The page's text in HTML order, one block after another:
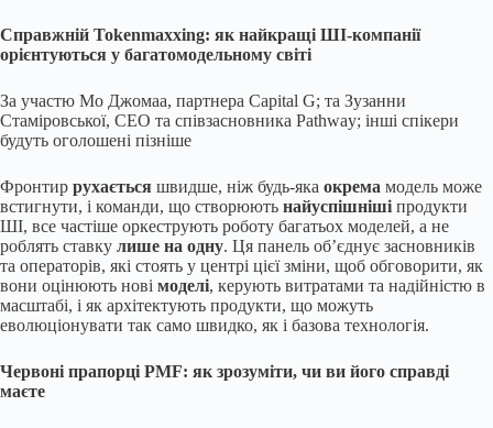
Справжній Tokenmaxxing: як найкращі ШІ-компанії
орієнтуються у багатомодельному світі
За участю Мо Джомаа, партнера Capital G; та Зузанни
Стаміровської, CEO та співзасновника Pathway; інші спікери
будуть оголошені пізніше
Фронтир рухається швидше, ніж будь-яка окрема модель може
встигнути, і команди, що створюють найуспішнішіпродукти
ШІ, все частіше оркеструють роботу багатьох моделей, а не
роблять ставку лише на одну. Ця панель об’єднує засновників
та операторів, які стоять у центрі цієї зміни, щоб обговорити, як
вони оцінюють нові моделі, керують витратами та надійністю в
масштабі, і як архітектують продукти, що можуть
еволюціонувати так само швидко, як і базова технологія.
Червоні прапорці PMF: як зрозуміти, чи ви його справді
маєте